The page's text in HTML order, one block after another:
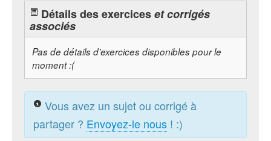
Détails des exerciceset corrigés
associés
Pas de détails d'exercices disponibles pour le
moment :(
Vous avez un sujet ou corrigé à
partager ? Envoyez-le nous ! :)